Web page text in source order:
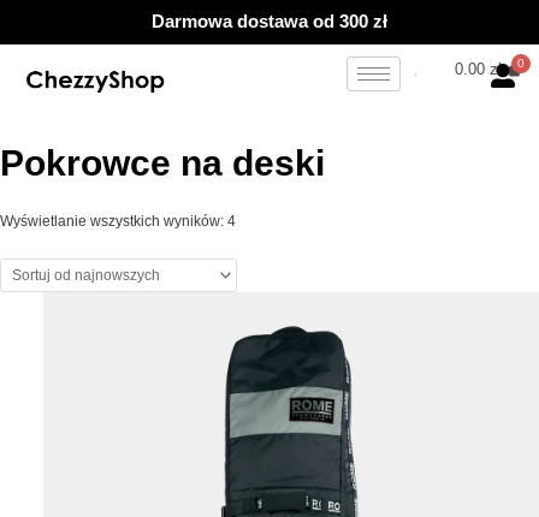
Darmowa dostawa od 300 zł
0.00zł
Pokrowce na deski
Wyświetlanie wszystkich wyników: 4
według